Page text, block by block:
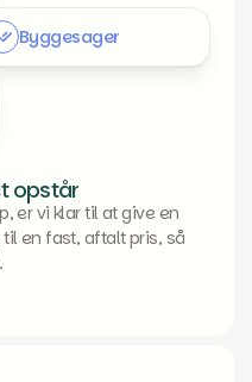
Byggesager
opstår
er vi klar til at give en
en fast, aftalt pris, så